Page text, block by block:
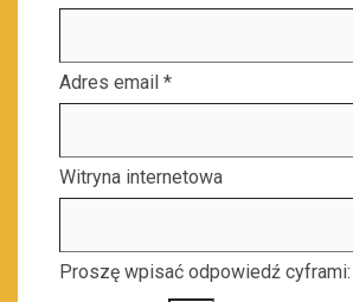
Adres email *
Witryna internetowa
Proszę wpisać odpowiedź cyframi: